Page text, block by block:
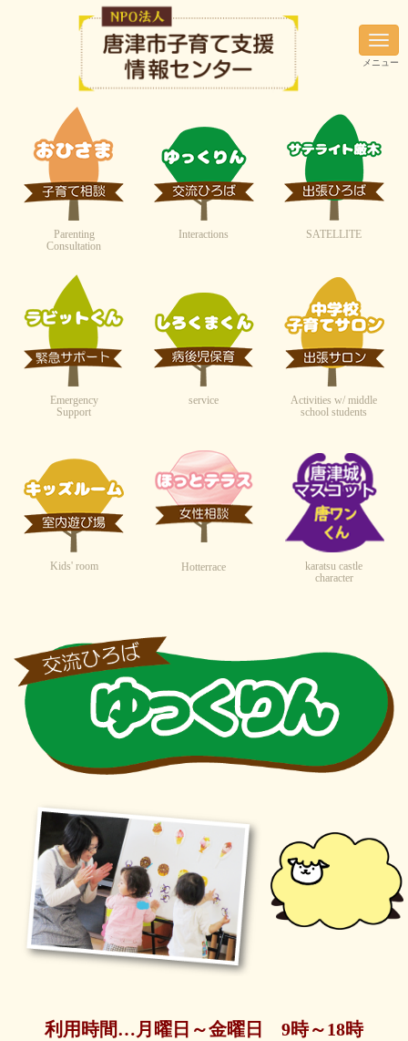
N
a
v
i
o
メニュー
Parenting
Consultation
Interactions SATELLITE
Emergency
Support
service
Activities w/ middle
school students
Kids' room Hotterrace
karatsu castle
character
利用時間…月曜日～金曜日 9時～18時